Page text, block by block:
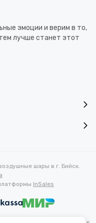
эмоции и верим в то,
лучше станет этот
шары в г. Бийск.
InSales